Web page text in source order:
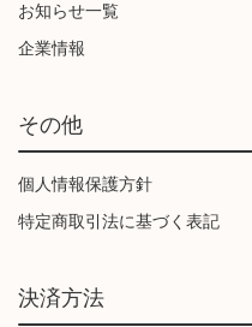
お知らせ一覧
企業情報
その他
個人情報保護方針
特定商取引法に基づく表記
決済方法